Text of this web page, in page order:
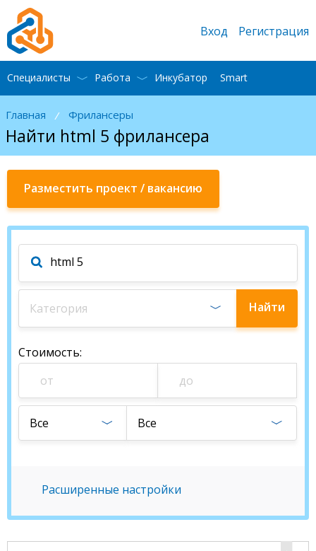
Главная / Фрилансеры
Найти html 5 фрилансера
Разместить проект / вакансию
Категория Найти
Стоимость:
Все Все
Расширенные настройки
Вход Регистрация
Специалисты Работа Инкубатор Smart